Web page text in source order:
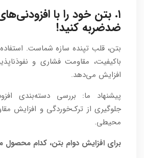
۱. بتن خود را با
ضدضربه کنید!
بتن، قلب تپنده سازه شماست.
باکیفیت، مقاومت فشاری و
افزایش می‌دهد.
پیشنهاد ما: بررسی دسته‌بندی
جلوگیری از ترک‌خوردگی و افزایش
محیطی.
برای افزایش دوام بتن، کدام